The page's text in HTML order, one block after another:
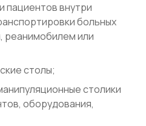
пациентов внутри
больных
реанимобилем или
столы;
столики
оборудования,